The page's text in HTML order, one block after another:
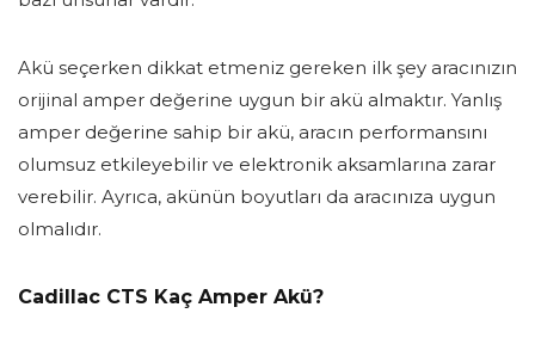
Akü seçerken dikkat etmeniz gereken ilk şey aracınızın
orijinal amper değerine uygun bir akü almaktır. Yanlış
amper değerine sahip bir akü, aracın performansını
olumsuz etkileyebilir ve elektronik aksamlarına zarar
verebilir. Ayrıca, akünün boyutları da aracınıza uygun
olmalıdır.
Cadillac CTS Kaç Amper Akü?